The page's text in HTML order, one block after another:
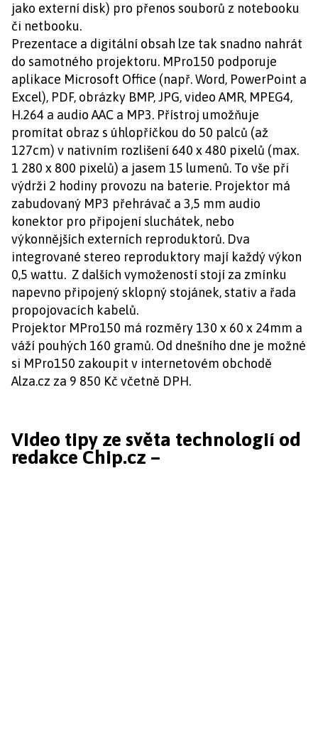
jako externí disk) pro přenos souborů z notebooku
či netbooku.
Prezentace a digitální obsah lze tak snadno nahrát
do samotného projektoru. MPro150 podporuje
aplikace Microsoft Office (např. Word, PowerPoint a
Excel), PDF, obrázky BMP, JPG, video AMR, MPEG4,
H.264 a audio AAC a MP3. Přístroj umožňuje
promítat obraz s úhlopříčkou do 50 palců (až
127cm) v nativním rozlišení 640 x 480 pixelů (max.
1 280 x 800 pixelů) a jasem 15 lumenů. To vše při
výdrži 2 hodiny provozu na baterie. Projektor má
zabudovaný MP3 přehrávač a 3,5 mm audio
konektor pro připojení sluchátek, nebo
výkonnějších externích reproduktorů. Dva
integrované stereo reproduktory mají každý výkon
0,5 wattu. Z dalších vymožeností stojí za zmínku
napevno připojený sklopný stojánek, stativ a řada
propojovacích kabelů.
Projektor MPro150 má rozměry 130 x 60 x 24mm a
váží pouhých 160 gramů. Od dnešního dne je možné
si MPro150 zakoupit v internetovém obchodě
Alza.cz za 9 850 Kč včetně DPH.
Video tipy ze světa technologií od
redakce Chip.cz –